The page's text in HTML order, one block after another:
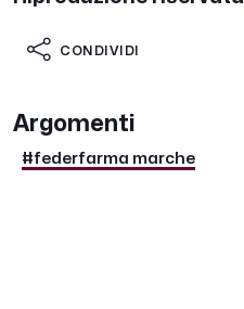
CONDIVIDI
Argomenti
#federfarma marche